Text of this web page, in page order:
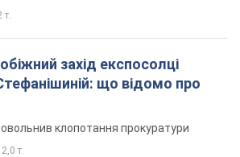
т.
клопотання прокуратури
2,0 т.